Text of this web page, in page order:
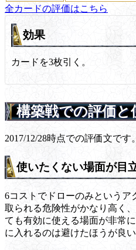
全カードの評価はこちら
効果
カードを3枚引く。
構築戦での評価と
2017/12/28時点での評価文です。
使いたくない場面が目
6コストでドローのみというア
取られる危険性がかなり高く
ても有効に使える場面が非常
に入れるのは避けたほうが良い